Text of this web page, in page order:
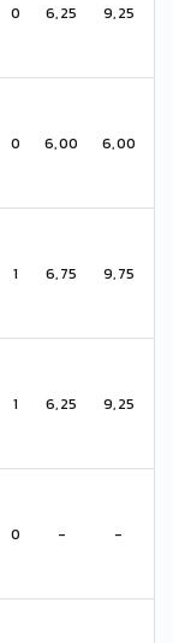
0 6,25 9,25
0 6,00 6,00
1 6,75 9,75
1 6,25 9,25
0 - -